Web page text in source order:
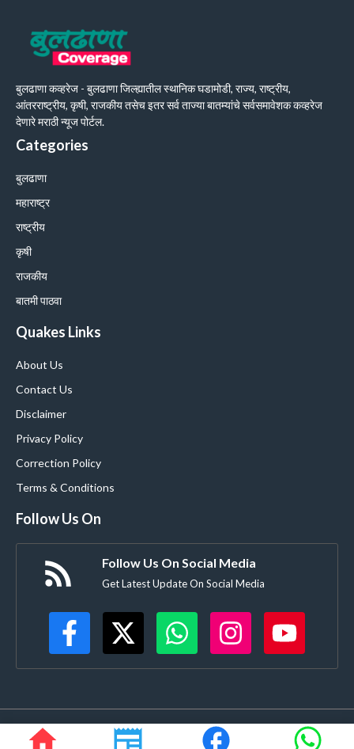
बुलढाणा कव्हरेज - बुलढाणा जिल्ह्यातील स्थानिक घडामोडी, राज्य, राष्ट्रीय,
आंतरराष्ट्रीय, कृषी, राजकीय तसेच इतर सर्व ताज्या बातम्यांचे सर्वसमावेशक कव्हरेज
देणारे मराठी न्यूज पोर्टल.
Categories
बुलढाणा
महाराष्ट्र
राष्ट्रीय
कृषी
राजकीय
बातमी पाठवा
Quakes Links
About Us
Contact Us
Disclaimer
Privacy Policy
Correction Policy
Terms & Conditions
Follow Us On
Follow Us On Social Media
Get Latest Update On Social Media
©Buldanacoverage.com
• All rights reserved • Created by-